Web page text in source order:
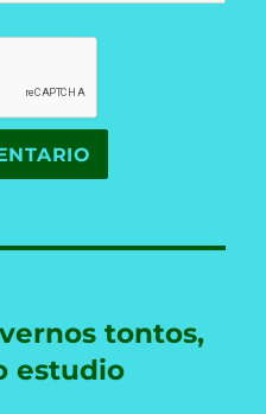
tontos,
estudio